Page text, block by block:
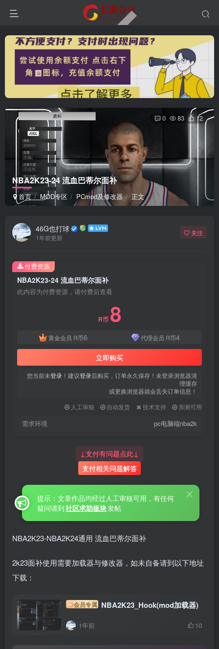
NBA2K23-24 流血巴蒂尔面补
首页 MOD专区 PCmod及修改器 正文
0 83 12
46G也打球
1年前更新
关注
NBA2K23-24 流血巴蒂尔面补
此内容为付费资源，请付费后查看
R币 8
黄金会员 R币6 代理会员 R币4
立即购买
您当前未登录 ！建议登录后购买，订单永久保存！未登录浏览器清
理缓存
或更换浏览器就会丢失订单信息！
人工审核
自动发货 技术支持 亲测可用
需求环境 pc电脑端nba2k
付费资源
↓支付有问题点此↓
支付相关问题解答
提示：文章作品均经过人工审核可用，有任何
疑问请到社区求助板块发帖
NBA2K23-NBA2K24通用 流血巴蒂尔面补
2k23面补使用需要加载器与修改器，如未自备请到以下地址
下载：
会员专属 NBA2K23_Hook(mod加载器)
1年前 10